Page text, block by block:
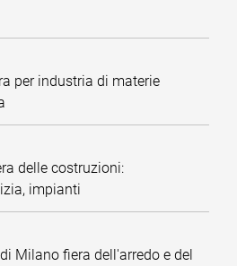
per industria di materie
delle costruzioni:
impianti
Milano fiera dell'arredo e del